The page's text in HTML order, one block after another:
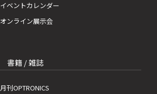
イベントカレンダー
オンライン展示会
書籍 / 雑誌
月刊OPTRONICS